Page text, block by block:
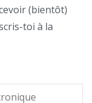
(bientôt)
toi à la